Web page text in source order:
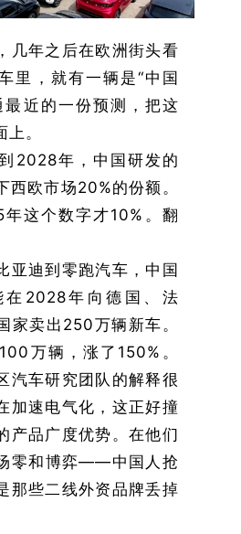
几年之后在欧洲街头看
里，就有一辆是“中国
最近的一份预测，把这
。
2028年，中国研发的
西欧市场20%的份额。
这个数字才10%。翻
亚迪到零跑汽车，中国
在2028年向德国、法
家卖出250万辆新车。
万辆，涨了150%。
汽车研究团队的解释很
加速电气化，这正好撞
产品广度优势。在他们
零和博弈——中国人抢
那些二线外资品牌丢掉